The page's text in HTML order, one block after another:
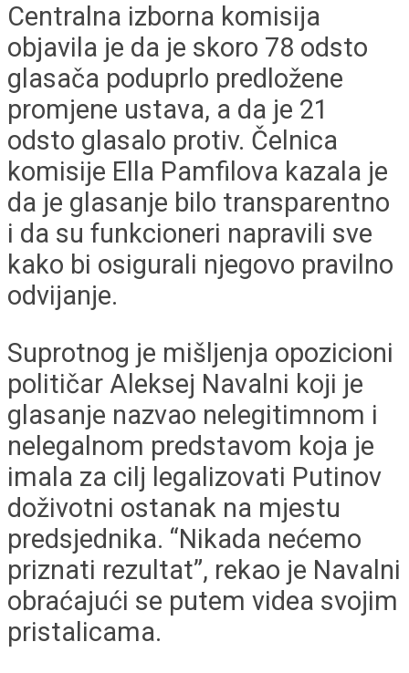
Centralna izborna komisija
objavila je da je skoro 78 odsto
glasača poduprlo predložene
promjene ustava, a da je 21
odsto glasalo protiv. Čelnica
komisije Ella Pamfilova kazala je
da je glasanje bilo transparentno
i da su funkcioneri napravili sve
kako bi osigurali njegovo pravilno
odvijanje.
Suprotnog je mišljenja opozicioni
političar Aleksej Navalni koji je
glasanje nazvao nelegitimnom i
nelegalnom predstavom koja je
imala za cilj legalizovati Putinov
doživotni ostanak na mjestu
predsjednika. “Nikada nećemo
priznati rezultat”, rekao je Navalni
obraćajući se putem videa svojim
pristalicama.